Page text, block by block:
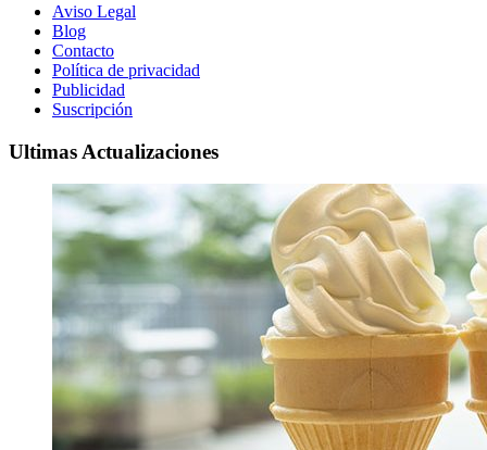
Aviso Legal
Blog
Contacto
Política de privacidad
Publicidad
Suscripción
Ultimas Actualizaciones